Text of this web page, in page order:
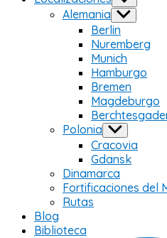
sub
menu
Alemania Show
sub
menu
Berlin
Nuremberg
Munich
Hamburgo
Bremen
Magdeburgo
Polonia Show
sub
menu
Cracovia
Gdansk
Dinamarca
Fortificaciones del
Rutas
Blog
Biblioteca